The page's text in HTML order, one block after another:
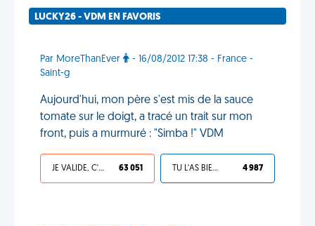
LUCKY26 - VDM EN FAVORIS
Par MoreThanEver
- 16/08/2012 17:38 - France -
Saint-g
Aujourd'hui, mon père s'est mis de la sauce
tomate sur le doigt, a tracé un trait sur mon
front, puis a murmuré : "Simba !" VDM
JE VALIDE, C'EST UNE VDM 63 051 TU L'AS BIEN MÉRITÉ 4 987